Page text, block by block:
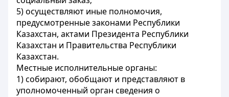
5) осуществляют иные полномочия,
предусмотренные законами Республики
Казахстан, актами Президента Республики
Казахстан и Правительства Республики
Казахстан.
Местные исполнительные органы:
1) собирают, обобщают и представляют в
уполномоченный орган сведения о